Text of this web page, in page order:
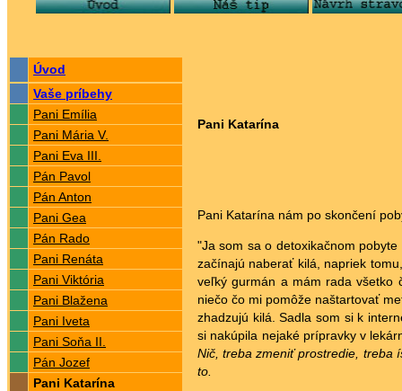
Úvod
Vaše príbehy
Pani Emília
Pani Mária V.
Pani Eva III.
Pán Pavol
Pán Anton
Pani Gea
Pán Rado
Pani Renáta
Pani Viktória
Pani Blažena
Pani Iveta
Pani Soňa II.
Pán Jozef
Pani Katarína
Pani Katarína
Pani Katarína nám po skončení
"Ja som sa o detoxikačnom
začínajú naberať kilá, napriek
veľký gurmán a mám rada všetko
niečo čo mi pomôže naštartovať
zhadzujú kilá. Sadla som si k
si nakúpila nejaké prípravky v
Nič, treba zmeniť prostredie, treba
to.